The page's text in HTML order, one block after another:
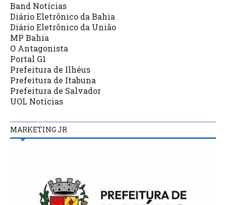
Band Notícias
Diário Eletrônico da Bahia
Diário Eletrônico da União
MP Bahia
O Antagonista
Portal G1
Prefeitura de Ilhéus
Prefeitura de Itabuna
Prefeitura de Salvador
UOL Notícias
MARKETING JR